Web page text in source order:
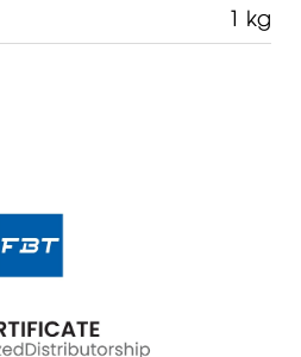
1 kg